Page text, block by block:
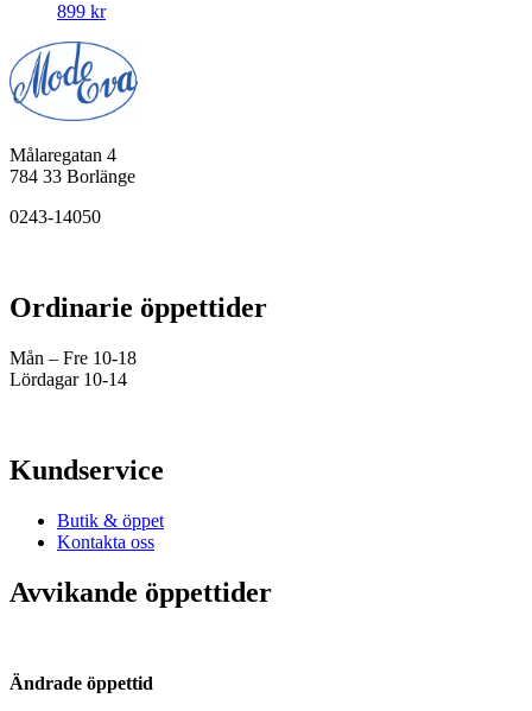
899 kr
Målaregatan 4
784 33 Borlänge
0243-14050
Ordinarie öppettider
Mån – Fre 10-18
Lördagar 10-14
Kundservice
Butik & öppet
Kontakta oss
Avvikande öppettider
Ändrade öppettid